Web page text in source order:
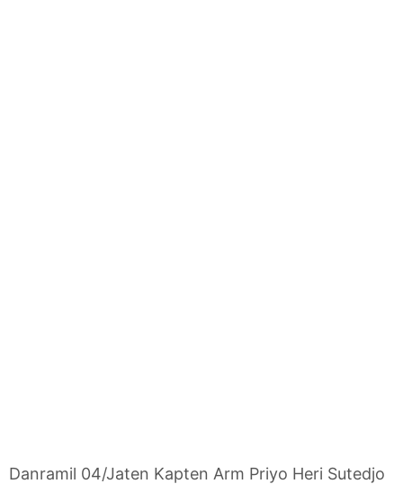
Danramil 04/Jaten Kapten Arm Priyo Heri Sutedjo